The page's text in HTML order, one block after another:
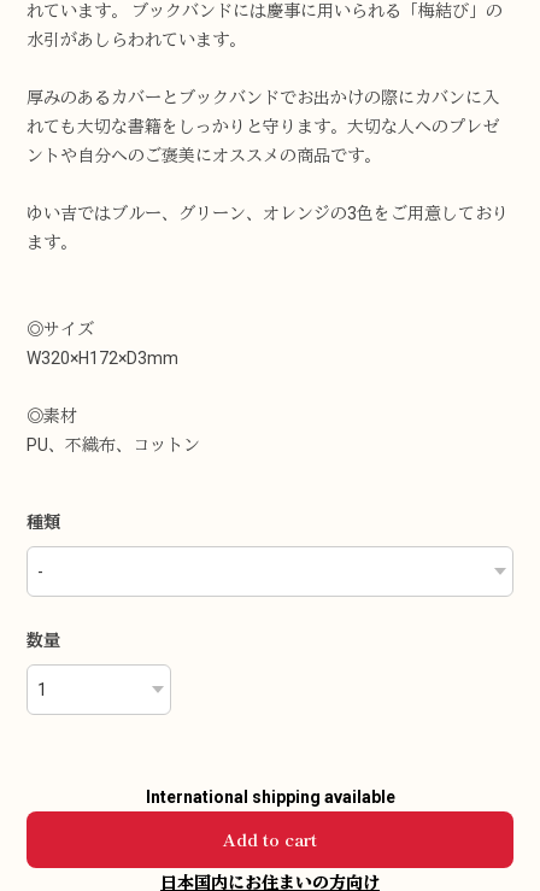
れています。 ブックバンドには慶事に用いられる「梅結び」の
水引があしらわれています。
厚みのあるカバーとブックバンドでお出かけの際にカバンに入
れても大切な書籍をしっかりと守ります。大切な人へのプレゼ
ントや自分へのご褒美にオススメの商品です。
ゆい吉ではブルー、グリーン、オレンジの3色をご用意しており
ます。
◎サイズ
W320×H172×D3mm
◎素材
PU、不織布、コットン
種類
数量
International shipping available
Add to cart
日本国内にお住まいの方向け